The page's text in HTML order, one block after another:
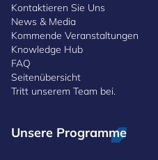
Kontaktieren Sie Uns
News & Media
Kommende Veranstaltungen
Knowledge Hub
FAQ
Seitenübersicht
Tritt unserem Team bei.
Unsere Programme